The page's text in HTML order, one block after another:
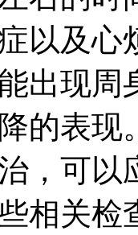
以及
出现周
的表
，可
相关检